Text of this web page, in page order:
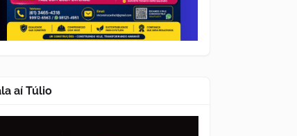
aí Túlio